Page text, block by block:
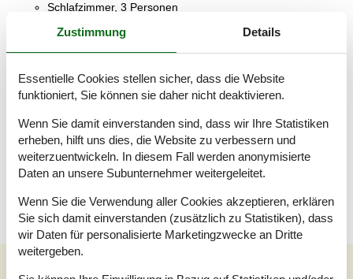
Schlafzimmer, 3 Personen
Etagenbett
Doppelbett
WC mit warmem und kaltem Wasser, Dusche
Terrasse
Überdachte Terrasse
Zustimmung Details
Essentielle Cookies stellen sicher, dass die Website
funktioniert, Sie können sie daher nicht deaktivieren.
Wenn Sie damit einverstanden sind, dass wir Ihre Statistiken
erheben, hilft uns dies, die Website zu verbessern und
weiterzuentwickeln. In diesem Fall werden anonymisierte
Daten an unsere Subunternehmer weitergeleitet.
Wenn Sie die Verwendung aller Cookies akzeptieren, erklären
Sie sich damit einverstanden (zusätzlich zu Statistiken), dass
wir Daten für personalisierte Marketingzwecke an Dritte
weitergeben.